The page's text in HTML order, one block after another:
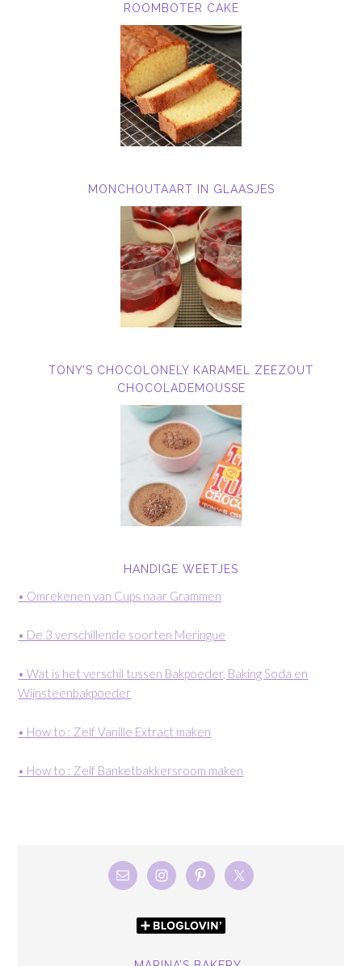
ROOMBOTER CAKE
MONCHOUTAART IN GLAASJES
TONY’S CHOCOLONELY KARAMEL ZEEZOUT
CHOCOLADEMOUSSE
HANDIGE WEETJES
• Omrekenen van Cups naar Grammen
• De 3 verschillende soorten Meringue
• Wat is het verschil tussen Bakpoeder, Baking Soda en
Wijnsteenbakpoeder
• How to : Zelf Vanille Extract maken
• How to : Zelf Banketbakkersroom maken